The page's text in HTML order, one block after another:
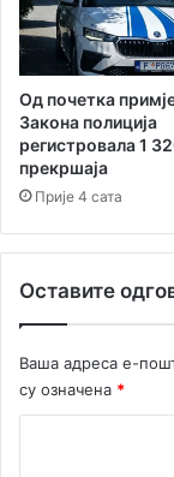
Од почетка
Закона полиција
регистровала 1
прекршаја
Прије 4 сата
Оставите
Ваша адреса е-
су означена *